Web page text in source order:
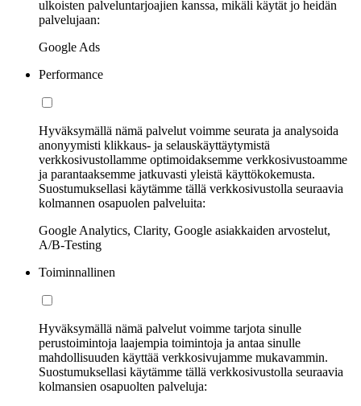
ulkoisten palveluntarjoajien kanssa, mikäli käytät jo heidän
palvelujaan:
Google Ads
Performance
Hyväksymällä nämä palvelut voimme seurata ja analysoida
anonyymisti klikkaus- ja selauskäyttäytymistä
verkkosivustollamme optimoidaksemme verkkosivustoamme
ja parantaaksemme jatkuvasti yleistä käyttökokemusta.
Suostumuksellasi käytämme tällä verkkosivustolla seuraavia
kolmannen osapuolen palveluita:
Google Analytics, Clarity, Google asiakkaiden arvostelut,
A/B-Testing
Toiminnallinen
Hyväksymällä nämä palvelut voimme tarjota sinulle
perustoimintoja laajempia toimintoja ja antaa sinulle
mahdollisuuden käyttää verkkosivujamme mukavammin.
Suostumuksellasi käytämme tällä verkkosivustolla seuraavia
kolmansien osapuolten palveluja: